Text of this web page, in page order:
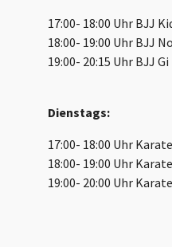
17:00- 18:00 Uhr BJJ
18:00- 19:00 Uhr BJJ
19:00- 20:15 Uhr BJJ Gi
Dienstags:
17:00- 18:00 Uhr
18:00- 19:00 Uhr
19:00- 20:00 Uhr